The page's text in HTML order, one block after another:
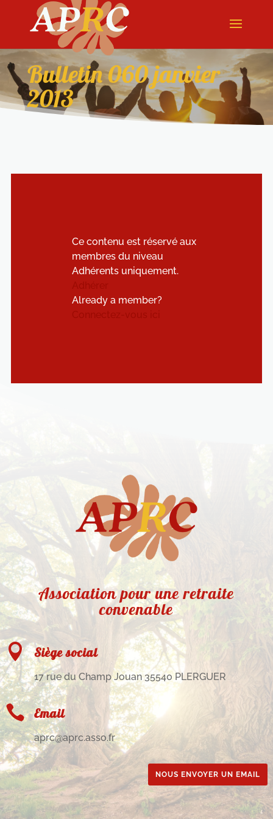
Bulletin 060 janvier
2013
Ce contenu est réservé aux
membres du niveau
Adhérents uniquement.
Already a member?
Association pour une retraite
convenable
 Siège social
17 rue du Champ Jouan 35540 PLERGUER
 Email
aprc@aprc.asso.fr
NOUS ENVOYER UN EMAIL